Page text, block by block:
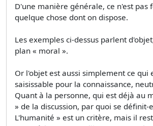
D'une manière générale, ce n'est pas
quelque chose dont on dispose.
Les exemples ci-dessus parlent
plan « moral ».
Or l'objet est aussi simplement ce qui
saisissable pour la connaissance,
Quant à la personne, qui est déjà au
» de la discussion, par quoi se définit-
L'humanité » est un critère, mais il